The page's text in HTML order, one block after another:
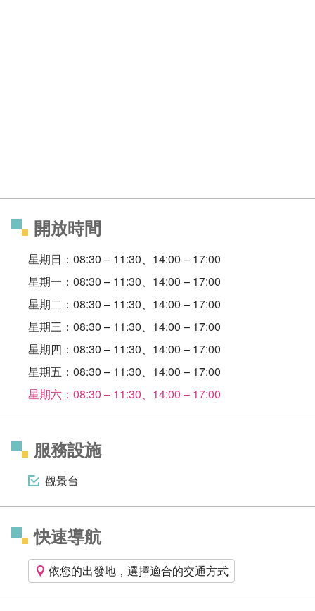
開放時間
星期日：08:30 – 11:30、14:00 – 17:00
星期一：08:30 – 11:30、14:00 – 17:00
星期二：08:30 – 11:30、14:00 – 17:00
星期三：08:30 – 11:30、14:00 – 17:00
星期四：08:30 – 11:30、14:00 – 17:00
星期五：08:30 – 11:30、14:00 – 17:00
星期六：08:30 – 11:30、14:00 – 17:00
服務設施
觀景台
快速導航
依您的出發地，選擇適合的交通方式